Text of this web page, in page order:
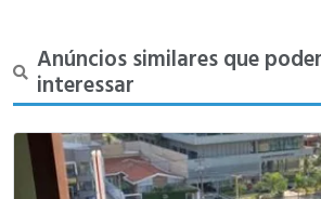
Anúncios similares que
interessar